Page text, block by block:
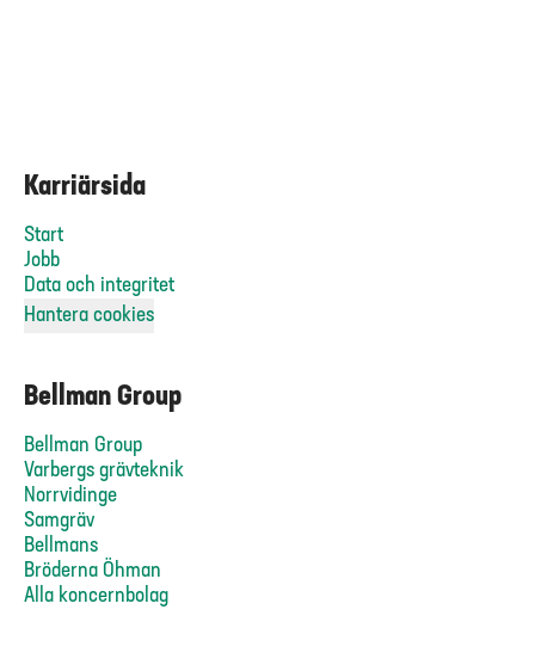
Karriärsida
Start
Jobb
Data och integritet
Hantera cookies
Bellman Group
Bellman Group
Varbergs grävteknik
Norrvidinge
Samgräv
Bellmans
Bröderna Öhman
Alla koncernbolag